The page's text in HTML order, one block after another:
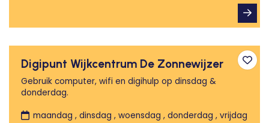
Digipunt Wijkcentrum De Zonnewijzer
Gebruik computer, wifi en digihulp op dinsdag &
donderdag.
maandag , dinsdag , woensdag , donderdag , vrijdag